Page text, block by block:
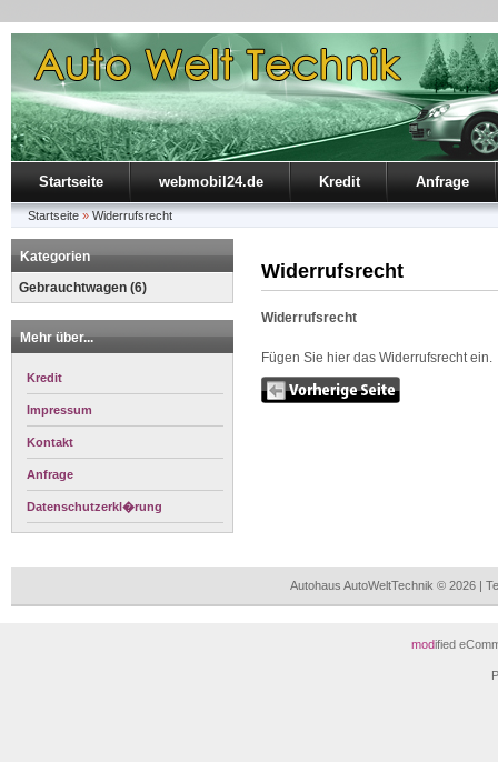
Startseite webmobil24.de Kredit Anfrage
Startseite » Widerrufsrecht
Kategorien
Gebrauchtwagen (6)
Mehr über...
Kredit
Impressum
Kontakt
Anfrage
Datenschutzerkl�rung
Widerrufsrecht
Widerrufsrecht
Fügen Sie hier das Widerrufsrecht ein.
Autohaus AutoWeltTechnik © 2026 |
modified